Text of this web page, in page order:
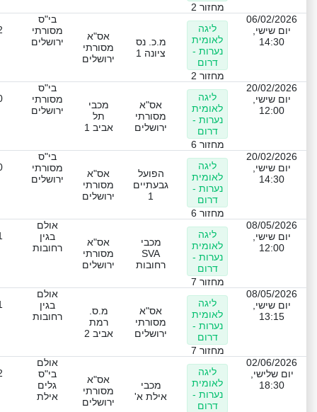
מחזור 2
06/02/2026
יום שישי,
14:30
ליגה
לאומית
נערות -
דרום
מחזור 2
מ.כ. נס
ציונה 1
אס"א
מסורתי
ירושלים
בי"ס
מסורתי
ירושלים
20/02/2026
יום שישי,
12:00
ליגה
לאומית
נערות -
דרום
מחזור 6
אס"א
מסורתי
ירושלים
מכבי
תל
אביב 1
בי"ס
מסורתי
ירושלים
20/02/2026
יום שישי,
14:30
ליגה
לאומית
נערות -
דרום
מחזור 6
הפועל
גבעתיים
1
אס"א
מסורתי
ירושלים
בי"ס
מסורתי
ירושלים
08/05/2026
יום שישי,
12:00
ליגה
לאומית
נערות -
דרום
מחזור 7
מכבי
SVA
רחובות
אס"א
מסורתי
ירושלים
אולם
בגין
רחובות
08/05/2026
יום שישי,
13:15
ליגה
לאומית
נערות -
דרום
מחזור 7
אס"א
מסורתי
ירושלים
מ.ס.
רמת
אביב 2
אולם
בגין
רחובות
02/06/2026
יום שלישי,
18:30
ליגה
לאומית
נערות -
דרום
מכבי
אילת א'
אס"א
מסורתי
ירושלים
אולם
בי"ס
גלים
אילת